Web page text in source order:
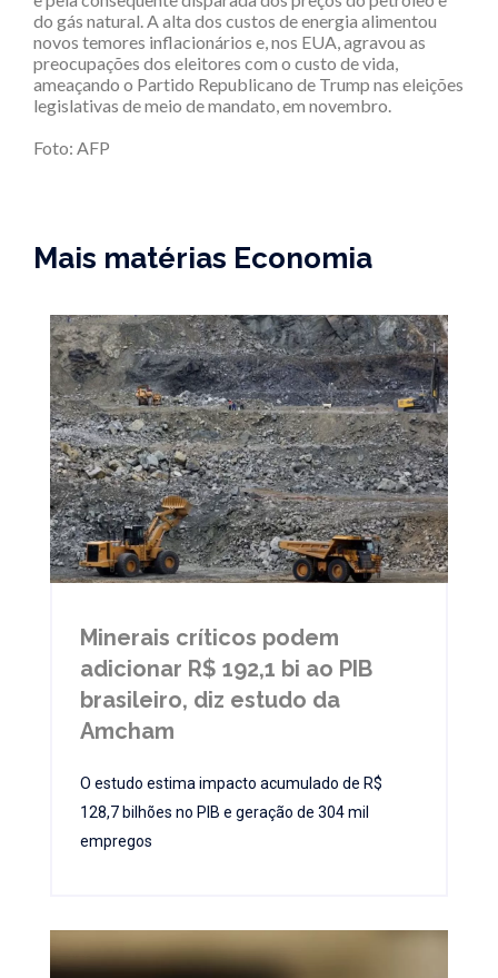
do gás natural. A alta dos custos de energia alimentou
novos temores inflacionários e, nos EUA, agravou as
preocupações dos eleitores com o custo de vida,
ameaçando o Partido Republicano de Trump nas eleições
legislativas de meio de mandato, em novembro.
Foto: AFP
Mais matérias Economia
Minerais críticos podem
adicionar R$ 192,1 bi ao PIB
brasileiro, diz estudo da
Amcham
O estudo estima impacto acumulado de R$
128,7 bilhões no PIB e geração de 304 mil
empregos